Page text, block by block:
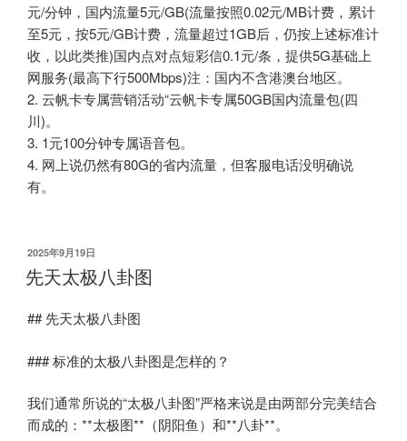
元/分钟，国内流量5元/GB(流量按照0.02元/MB计费，累计
至5元，按5元/GB计费，流量超过1GB后，仍按上述标准计
收，以此类推)国内点对点短彩信0.1元/条，提供5G基础上
网服务(最高下行500Mbps)注：国内不含港澳台地区。
2. 云帆卡专属营销活动“云帆卡专属50GB国内流量包(四
川)。
3. 1元100分钟专属语音包。
4. 网上说仍然有80G的省内流量，但客服电话没明确说
有。
发
布
于
2025年9月19日
先天太极八卦图
## 先天太极八卦图
### 标准的太极八卦图是怎样的？
我们通常所说的“太极八卦图”严格来说是由两部分完美结合
而成的：**太极图**（阴阳鱼）和**八卦**。